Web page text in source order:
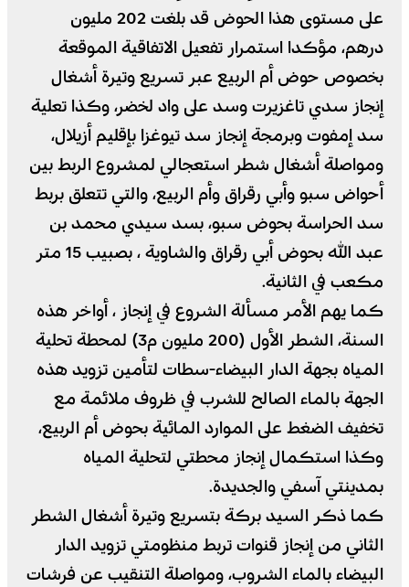
على مستوى هذا الحوض قد بلغت 202 مليون
درهم، مؤكدا استمرار تفعيل الاتفاقية الموقعة
بخصوص حوض أم الربيع عبر تسريع وتيرة أشغال
إنجاز سدي تاغزيرت وسد على واد لخضر، وكذا تعلية
سد إمفوت وبرمجة إنجاز سد تيوغزا بإقليم أزيلال،
ومواصلة أشغال شطر استعجالي لمشروع الربط بين
أحواض سبو وأبي رقراق وأم الربيع، والتي تتعلق بربط
سد الحراسة بحوض سبو، بسد سيدي محمد بن
عبد الله بحوض أبي رقراق والشاوية ، بصبيب 15 متر
مكعب في الثانية.
كما يهم الأمر مسألة الشروع في إنجاز ، أواخر هذه
السنة، الشطر الأول (200 مليون م3) لمحطة تحلية
المياه بجهة الدار البيضاء-سطات لتأمين تزويد هذه
الجهة بالماء الصالح للشرب في ظروف ملائمة مع
تخفيف الضغط على الموارد المائية بحوض أم الربيع،
وكذا استكمال إنجاز محطتي لتحلية المياه
بمدينتي آسفي والجديدة.
كما ذكر السيد بركة بتسريع وتيرة أشغال الشطر
الثاني من إنجاز قنوات تربط منظومتي تزويد الدار
البيضاء بالماء الشروب، ومواصلة التنقيب عن فرشات